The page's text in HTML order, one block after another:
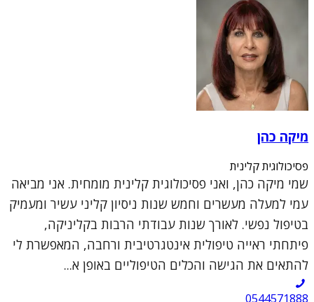
מיקה כהן
פסיכולוגית קלינית
שמי מיקה כהן, ואני פסיכולוגית קלינית מומחית. אני מביאה
עמי למעלה מעשרים וחמש שנות ניסיון קליני עשיר ומעמיק
בטיפול נפשי. לאורך שנות עבודתי הרבות בקליניקה,
פיתחתי ראייה טיפולית אינטגרטיבית ורחבה, המאפשרת לי
להתאים את הגישה והכלים הטיפוליים באופן א...
0544571888